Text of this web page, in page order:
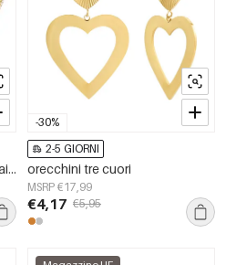
Collana abbagliante White Stainless Steel
-30%
2-5 GIORNI
orecchini tre cuori
MSRP €17,99
€4,17 €5,95